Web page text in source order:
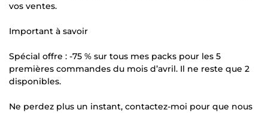
vos ventes.
Important à savoir
Spécial offre : -75 % sur tous mes packs pour les 5
premières commandes du mois d’avril. Il ne reste que 2
disponibles.
Ne perdez plus un instant, contactez-moi pour que nous